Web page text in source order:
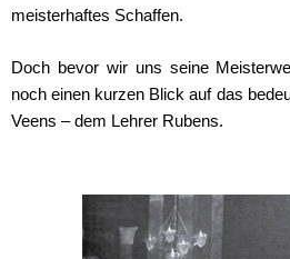
meisterhaftes Schaffen.
Doch bevor wir uns seine
noch einen kurzen Blick auf das
Veens – dem Lehrer Rubens.